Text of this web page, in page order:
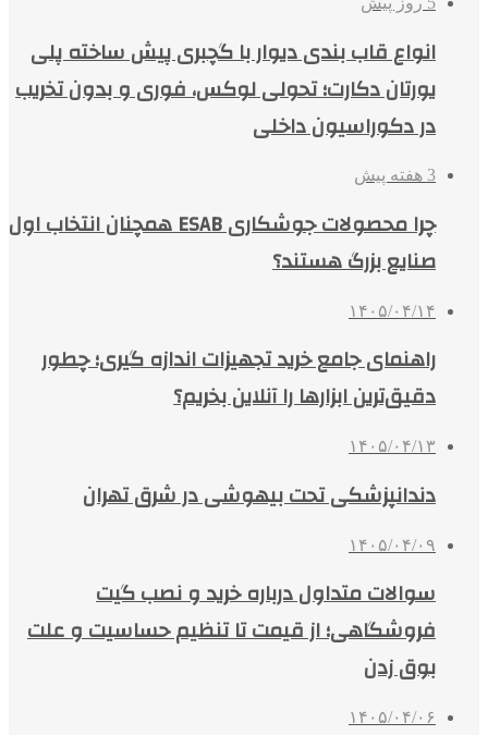
انواع قاب بندی دیوار با گچبری پیش ساخته پلی
یورتان دکارت؛ تحولی لوکس، فوری و بدون تخریب
در دکوراسیون داخلی
3 هفته پیش
چرا محصولات جوشکاری ESAB همچنان انتخاب اول
صنایع بزرگ هستند؟
۱۴۰۵/۰۴/۱۴
راهنمای جامع خرید تجهیزات اندازه گیری؛ چطور
دقیق‌ترین ابزارها را آنلاین بخریم؟
۱۴۰۵/۰۴/۱۳
دندانپزشکی تحت بیهوشی در شرق تهران
۱۴۰۵/۰۴/۰۹
سوالات متداول درباره خرید و نصب گیت
فروشگاهی؛ از قیمت تا تنظیم حساسیت و علت
بوق زدن
۱۴۰۵/۰۴/۰۶